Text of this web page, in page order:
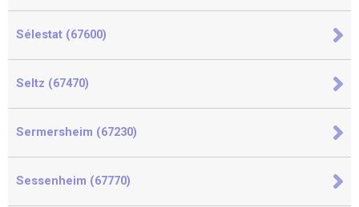
Sélestat (67600)
Seltz (67470)
Sermersheim (67230)
Sessenheim (67770)